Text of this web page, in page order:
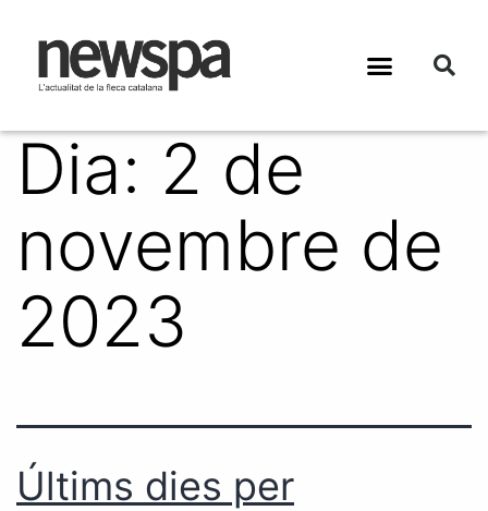
Dia: 2 de
novembre de
2023
Últims dies per